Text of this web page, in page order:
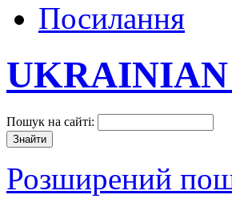
Посилання
UKRAINIAN
Пошук на сайті:
Розширений